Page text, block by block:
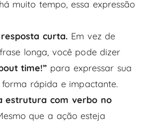
muito tempo, essa expressão
curta. Em vez de
longa, você pode dizer
time!” para expressar sua
rápida e impactante.
estrutura com verbo no
que a ação esteja